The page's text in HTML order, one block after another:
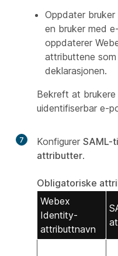
Oppdater
en bruker med
oppdaterer
attributtene
deklarasjonen.
Bekreft at
uidentifiserbar e-
7 Konfigurer SAML-
attributter.
Obligatoriske
Webex
Identity-
attributtnavn